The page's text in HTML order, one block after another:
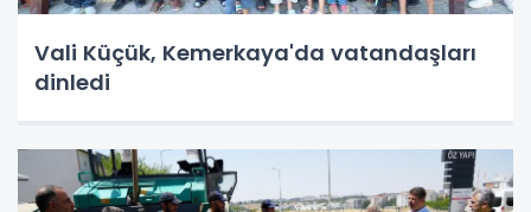
Vali Küçük, Kemerkaya'da vatandaşları
dinledi